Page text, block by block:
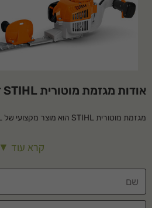
אודות מגזמת מוטורית STIHL דגם: HS-52
נפח – 27.2 סמ"ק
קרא עוד ▼